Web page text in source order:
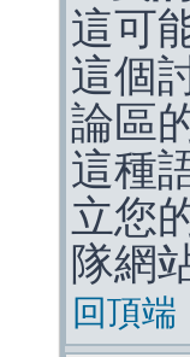
這可
這個
論區
這種
立您
隊網
回頂端